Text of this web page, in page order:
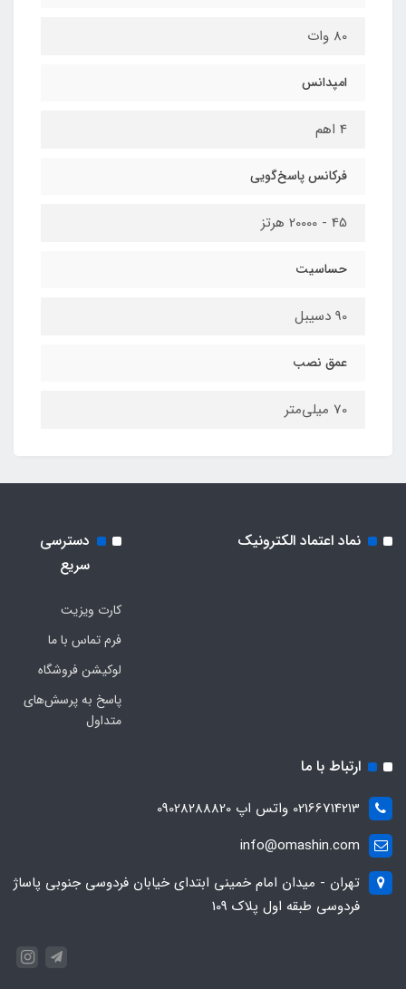
80 وات
امپدانس
4 اهم
فرکانس پاسخ‌گویی
45 - 20000 هرتز
حساسیت
90 دسیبل
عمق نصب
70 میلی‌متر
نماد اعتماد الکترونیک
دسترسی
سریع
کارت ویزیت
فرم تماس با ما
لوکیشن فروشگاه
پاسخ به پرسش‌های
متداول
ارتباط با ما
02166714213 واتس اپ 09028288820
info@omashin.com
تهران - میدان امام خمینی ابتدای خیابان فردوسی جنوبی پاساژ
فردوسی طبقه اول پلاک 109